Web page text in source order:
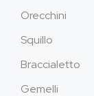
Orecchini
Squillo
Braccialetto
Gemelli